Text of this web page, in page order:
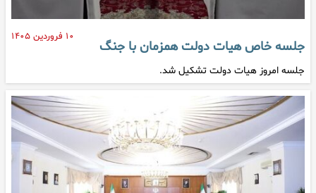
۱۰ فروردین ۱۴۰۵
جلسه خاص هیات دولت همزمان با جنگ
جلسه امروز هیات دولت تشکیل شد.